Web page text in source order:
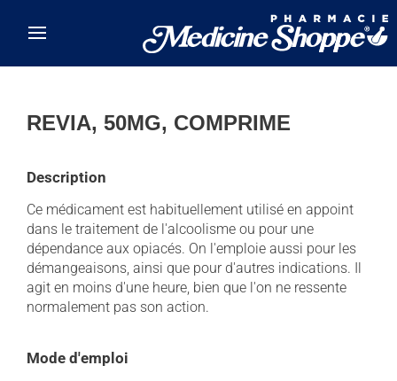
REVIA, 50MG, COMPRIME
Description
Ce médicament est habituellement utilisé en appoint
dans le traitement de l'alcoolisme ou pour une
dépendance aux opiacés. On l'emploie aussi pour les
démangeaisons, ainsi que pour d'autres indications. Il
agit en moins d'une heure, bien que l'on ne ressente
normalement pas son action.
Mode d'emploi